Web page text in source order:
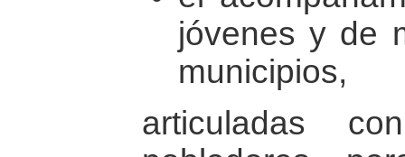
jóvenes y de
municipios,
articuladas